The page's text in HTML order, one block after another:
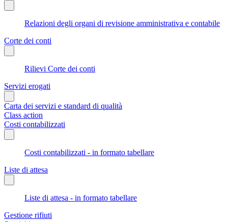
Relazioni degli organi di revisione amministrativa e contabile
Corte dei conti
Rilievi Corte dei conti
Servizi erogati
Carta dei servizi e standard di qualità
Class action
Costi contabilizzati
Costi contabilizzati - in formato tabellare
Liste di attesa
Liste di attesa - in formato tabellare
Gestione rifiuti